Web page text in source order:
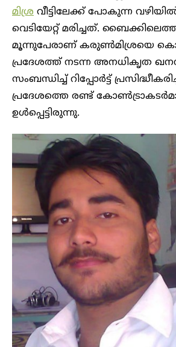
മിശ്ര വീട്ടിലേക്ക് പോകുന്ന
വെടിയേറ്റ് മരിച്ചത്.
മൂന്നുപേരാണ് കരുൺമിശ്രയെ
പ്രദേശത്ത് നടന്ന അനധികൃത
സംബന്ധിച്ച് റിപ്പോർട്ട്
പ്രദേശത്തെ രണ്ട്
ഉൾപ്പെട്ടിരുന്നു.